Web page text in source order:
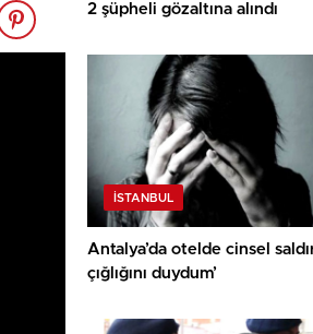
2 şüpheli gözaltına alındı
İSTANBUL
Antalya’da otelde cinsel
çığlığını duydum’